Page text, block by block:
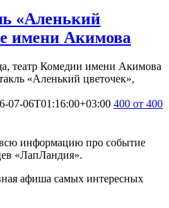
«Аленький
имени Акимова
театр Комедии имени Акимова
«Аленький цветочек»,
07-06T01:16:00+03:00 400 от 400
информацию про событие
«ЛапЛандия».
афиша самых интересных